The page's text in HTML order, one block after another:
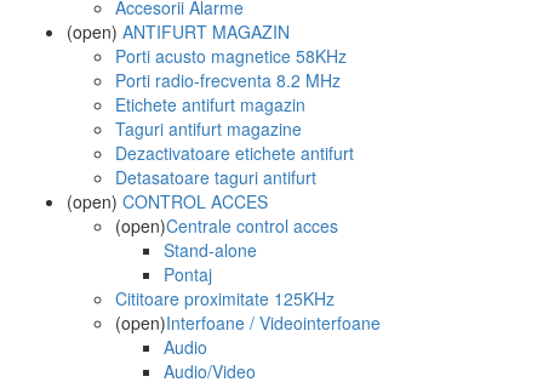
Accesorii Alarme
(open) ANTIFURT MAGAZIN
Porti acusto magnetice 58KHz
Porti radio-frecventa 8.2 MHz
Etichete antifurt magazin
Taguri antifurt magazine
Dezactivatoare etichete antifurt
Detasatoare taguri antifurt
(open) CONTROL ACCES
(open)Centrale control acces
Stand-alone
Pontaj
Cititoare proximitate 125KHz
(open)Interfoane / Videointerfoane
Audio
Audio/Video